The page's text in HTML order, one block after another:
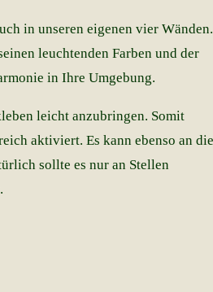
in unseren eigenen vier Wänden.
leuchtenden Farben und der
in Ihre Umgebung.
leicht anzubringen. Somit
aktiviert. Es kann ebenso an die
sollte es nur an Stellen